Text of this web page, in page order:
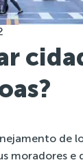
de
moradores e